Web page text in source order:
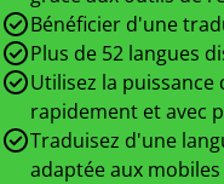
Bénéficier d'une
Plus de 52 langues
Utilisez la
rapidement et avec
Traduisez d'une
adaptée aux mobiles